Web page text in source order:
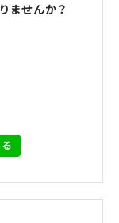
ませんか？